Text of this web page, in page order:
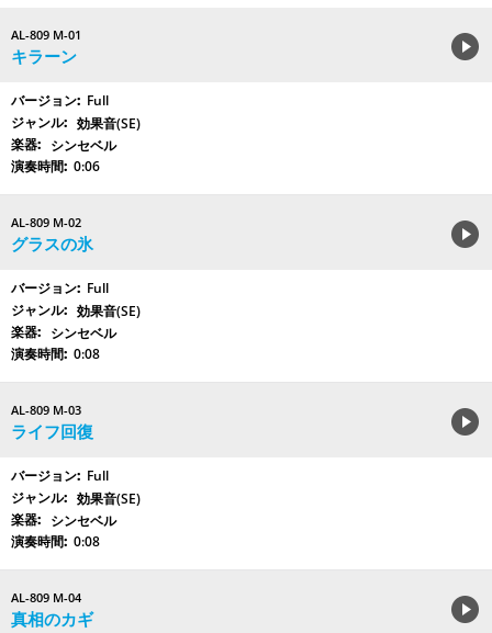
AL-809 M-01
キラーン
Full
効果音(SE)
シンセベル
0:06
AL-809 M-02
グラスの氷
Full
効果音(SE)
シンセベル
0:08
AL-809 M-03
ライフ回復
Full
効果音(SE)
シンセベル
0:08
AL-809 M-04
真相のカギ